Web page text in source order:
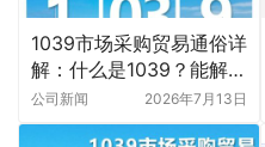
1039市场采购贸易通俗详
解：什么是1039？能解决
什么问题？一文全搞懂
公司新闻 2026年7月13日